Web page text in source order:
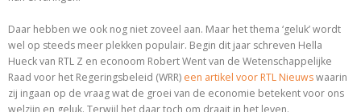
Daar hebben we ook nog niet zoveel aan. Maar het thema ‘geluk’ wordt
wel op steeds meer plekken populair. Begin dit jaar schreven Hella
Hueck van RTL Z en econoom Robert Went van de Wetenschappelijke
Raad voor het Regeringsbeleid (WRR) een artikel voor RTL Nieuwswaarin
zij ingaan op de vraag wat de groei van de economie betekent voor ons